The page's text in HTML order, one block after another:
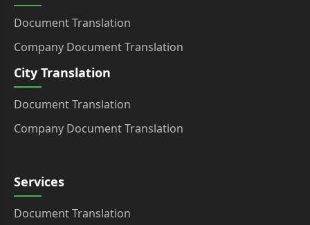
Document Translation
Company Document Translation
City Translation
Document Translation
Company Document Translation
Services
Document Translation